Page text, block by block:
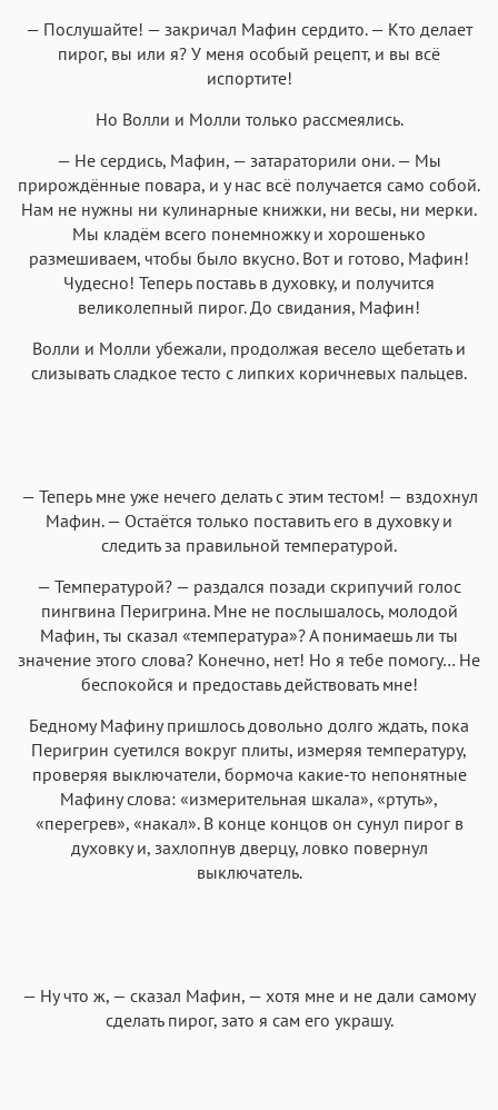
— Послушайте! — закричал Мафин сердито. — Кто делает
пирог, вы или я? У меня особый рецепт, и вы всё
испортите!
Но Волли и Молли только рассмеялись.
— Не сердись, Мафин, — затараторили они. — Мы
прирождённые повара, и у нас всё получается само собой.
Нам не нужны ни кулинарные книжки, ни весы, ни мерки.
Мы кладём всего понемножку и хорошенько
размешиваем, чтобы было вкусно. Вот и готово, Мафин!
Чудесно! Теперь поставь в духовку, и получится
великолепный пирог. До свидания, Мафин!
Волли и Молли убежали, продолжая весело щебетать и
слизывать сладкое тесто с липких коричневых пальцев.
— Теперь мне уже нечего делать с этим тестом! — вздохнул
Мафин. — Остаётся только поставить его в духовку и
следить за правильной температурой.
— Температурой? — раздался позади скрипучий голос
пингвина Перигрина. Мне не послышалось, молодой
Мафин, ты сказал «температура»? А понимаешь ли ты
значение этого слова? Конечно, нет! Но я тебе помогу… Не
беспокойся и предоставь действовать мне!
Бедному Мафину пришлось довольно долго ждать, пока
Перигрин суетился вокруг плиты, измеряя температуру,
проверяя выключатели, бормоча какие-то непонятные
Мафину слова: «измерительная шкала», «ртуть»,
«перегрев», «накал». В конце концов он сунул пирог в
духовку и, захлопнув дверцу, ловко повернул
выключатель.
— Ну что ж, — сказал Мафин, — хотя мне и не дали самому
сделать пирог, зато я сам его украшу.